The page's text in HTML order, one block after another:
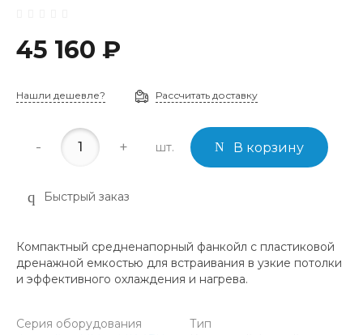
45 160 ₽
Нашли дешевле? Рассчитать доставку
- + шт. В корзину
Быстрый заказ
Компактный средненапорный фанкойл с пластиковой
дренажной емкостью для встраивания в узкие потолки
и эффективного охлаждения и нагрева.
Серия оборудования
Тип